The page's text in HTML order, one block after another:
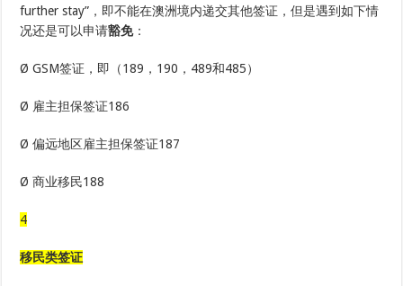
further stay”，即不能在澳洲境内递交其他签证，但是遇到如下情
况还是可以申请豁免：
Ø GSM签证，即（189，190，489和485）
Ø 雇主担保签证186
Ø 偏远地区雇主担保签证187
Ø 商业移民188
4
移民类签证